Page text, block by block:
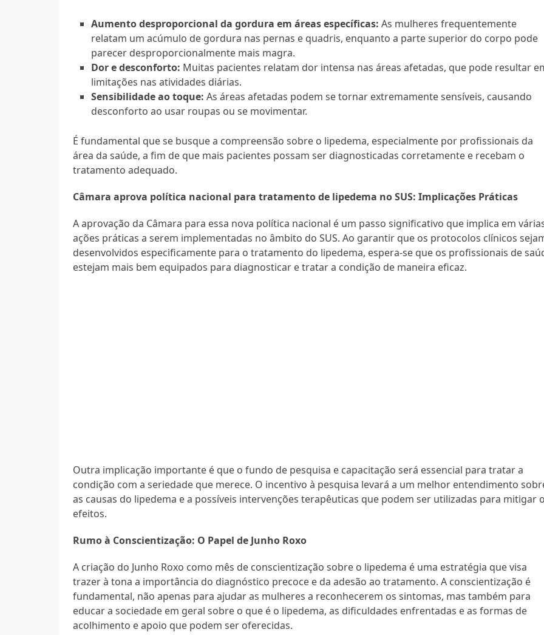
Aumento desproporcional da gordura em áreas específicas: As mulheres frequentemente
relatam um acúmulo de gordura nas pernas e quadris, enquanto a parte superior do corpo pode
parecer desproporcionalmente mais magra.
Dor e desconforto: Muitas pacientes relatam dor intensa nas áreas afetadas, que pode resultar
limitações nas atividades diárias.
Sensibilidade ao toque: As áreas afetadas podem se tornar extremamente sensíveis, causando
desconforto ao usar roupas ou se movimentar.
É fundamental que se busque a compreensão sobre o lipedema, especialmente por profissionais da
área da saúde, a fim de que mais pacientes possam ser diagnosticadas corretamente e recebam o
tratamento adequado.
Câmara aprova política nacional para tratamento de lipedema no SUS: Implicações Práticas
A aprovação da Câmara para essa nova política nacional é um passo significativo que implica em
ações práticas a serem implementadas no âmbito do SUS. Ao garantir que os protocolos clínicos
desenvolvidos especificamente para o tratamento do lipedema, espera-se que os profissionais de
estejam mais bem equipados para diagnosticar e tratar a condição de maneira eficaz.
Outra implicação importante é que o fundo de pesquisa e capacitação será essencial para tratar a
condição com a seriedade que merece. O incentivo à pesquisa levará a um melhor entendimento
as causas do lipedema e a possíveis intervenções terapêuticas que podem ser utilizadas para mitigar
efeitos.
Rumo à Conscientização: O Papel de Junho Roxo
A criação do Junho Roxo como mês de conscientização sobre o lipedema é uma estratégia que visa
trazer à tona a importância do diagnóstico precoce e da adesão ao tratamento. A conscientização é
fundamental, não apenas para ajudar as mulheres a reconhecerem os sintomas, mas também para
educar a sociedade em geral sobre o que é o lipedema, as dificuldades enfrentadas e as formas de
acolhimento e apoio que podem ser oferecidas.